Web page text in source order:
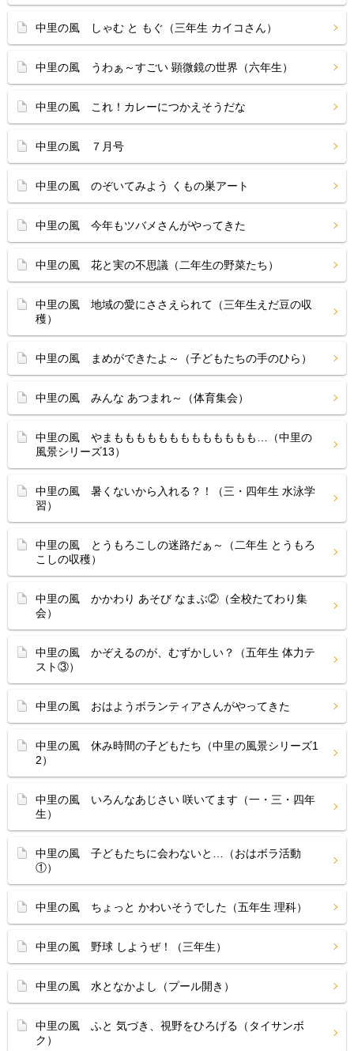
中里の風 しゃむ と もぐ（三年生 カイコさん）
中里の風 うわぁ～すごい 顕微鏡の世界（六年生）
中里の風 これ！カレーにつかえそうだな
中里の風 ７月号
中里の風 のぞいてみよう くもの巣アート
中里の風 今年もツバメさんがやってきた
中里の風 花と実の不思議（二年生の野菜たち）
中里の風 地域の愛にささえられて（三年生えだ豆の収
穫）
中里の風 まめができたよ～（子どもたちの手のひら）
中里の風 みんな あつまれ～（体育集会）
中里の風 やまももももももももももももも…（中里の
風景シリーズ13）
中里の風 暑くないから入れる？！（三・四年生 水泳学
習）
中里の風 とうもろこしの迷路だぁ～（二年生 とうもろ
こしの収穫）
中里の風 かかわり あそび なまぶ②（全校たてわり集
会）
中里の風 かぞえるのが、むずかしい？（五年生 体力テ
スト③）
中里の風 おはようボランティアさんがやってきた
中里の風 休み時間の子どもたち（中里の風景シリーズ1
2）
中里の風 いろんなあじさい 咲いてます（一・三・四年
生）
中里の風 子どもたちに会わないと…（おはボラ活動
①）
中里の風 ちょっと かわいそうでした（五年生 理科）
中里の風 野球 しようぜ！（三年生）
中里の風 水となかよし（プール開き）
中里の風 ふと 気づき、視野をひろげる（タイサンボ
ク）